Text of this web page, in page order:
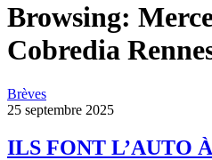
Browsing:
Cobredia
Brèves
25 septembre 2025
ILS FONT L’AUTO